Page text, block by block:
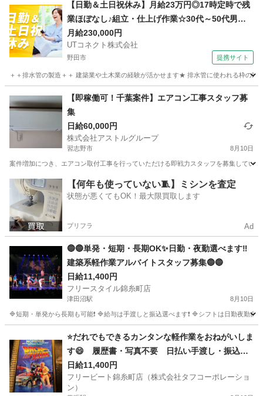
【日勤＆土日祝休み】月給23万円◎17時定時で残
業ほぼなし♪組立・仕上げ作業☆30代～50代男性
活躍中＜茨城県守谷市＞
月給230,000円
UTコネクト株式会社
野田市 提携サイト
＋＋排水管の製造＋＋ 建築業や土木業の経験が活かせます★ 排水管に使われる枠の
大工
【即稼働可！千葉案件】エアコン工事スタッフ募
集
日給60,000円
株式会社アストルグループ
習志野市 8月10日
案件増加につき、エアコン取付工事を行っていただける即戦力スタッフを募集してい
千葉 習志野市 その他
【何年も使っていない🧵】ミシンを査定
状態が悪くてもOK！最大限買取します
プリフラ Ad
🔵🔵単発・短期・長期OK✨日勤・夜勤選べます‼️
建築系軽作業アルバイトスタッフ募集🔵🔵
日給11,400円
フリースタイル錦糸町店
津田沼駅 8月10日
🔷短期・単発から長期も可能❗ 🔷給与は手渡しと振込選べます❗ 🔷シフトは日勤夜勤自
津田沼駅 建築 スタッフ
⭐だれでもできるカンタンな軽作業をおねがいしま
す😄 履歴書・写真不要 日払い手渡し・振込選
べます👍
日給11,400円
フリービート錦糸町店（株式会社タフコーポレーショ
ン）